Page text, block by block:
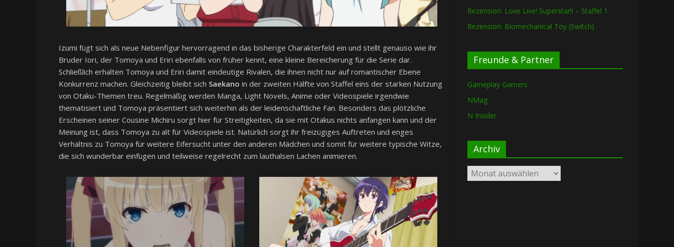
Izumi fügt sich als neue Nebenfigur hervorragend in das bisherige Charakterfeld ein und stellt genauso wie ihr
Bruder Iori, der Tomoya und Eriri ebenfalls von früher kennt, eine kleine Bereicherung für die Serie dar.
Schließlich erhalten Tomoya und Eriri damit eindeutige Rivalen, die ihnen nicht nur auf romantischer Ebene
Konkurrenz machen. Gleichzeitig bleibt sich Saekano in der zweiten Hälfte von Staffel eins der starken Nutzung
von Otaku-Themen treu. Regelmäßig werden Manga, Light Novels, Anime oder Videospiele irgendwie
thematisiert und Tomoya präsentiert sich weiterhin als der leidenschaftliche Fan. Besonders das plötzliche
Erscheinen seiner Cousine Michiru sorgt hier für Streitigkeiten, da sie mit Otakus nichts anfangen kann und der
Meinung ist, dass Tomoya zu alt für Videospiele ist. Natürlich sorgt ihr freizügiges Auftreten und enges
Verhältnis zu Tomoya für weitere Eifersucht unter den anderen Mädchen und somit für weitere typische Witze,
die sich wunderbar einfügen und teilweise regelrecht zum lauthalsen Lachen animieren.
Rezension: Love Live! Superstar!! – Staffel 1
Rezension: Biomechanical Toy (Switch)
Freunde & Partner
Gameplay Gamers
NMag
N Insider
Archiv
Archiv